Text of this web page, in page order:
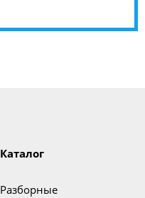
Каталог
Разборные